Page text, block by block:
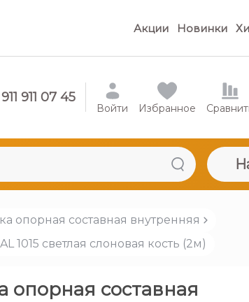
Акции Новинки
911 07 45
Войти Избранное
опорная составная внутренняя
1015 светлая слоновая кость (2м)
опорная составная